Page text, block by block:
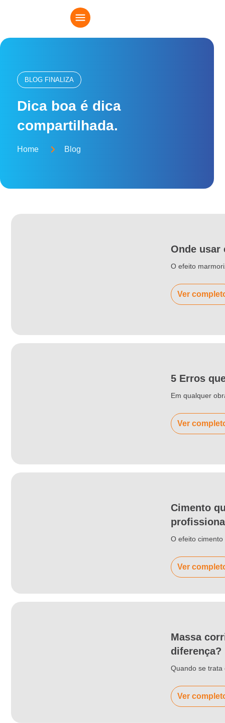
BLOG FINALIZA
Dica boa é dica
compartilhada.
Home Blog
Onde usar
O efeito
Ver
5 Erros
Em qualquer
Ver
Cimento
O efeito
Ver
Massa
diferença?
Quando se trata
Ver